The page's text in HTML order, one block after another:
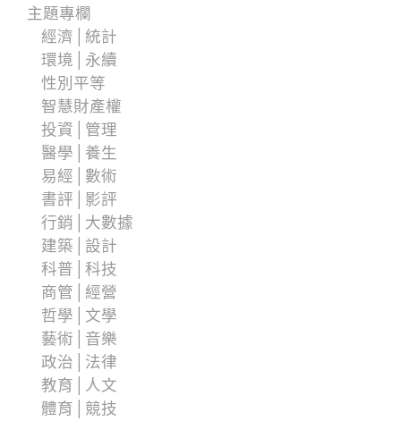
主題專欄
經濟│統計
環境│永續
性別平等
智慧財產權
投資│管理
醫學│養生
易經│數術
書評│影評
行銷│大數據
建築│設計
科普│科技
商管│經營
哲學│文學
藝術│音樂
政治│法律
教育│人文
體育│競技